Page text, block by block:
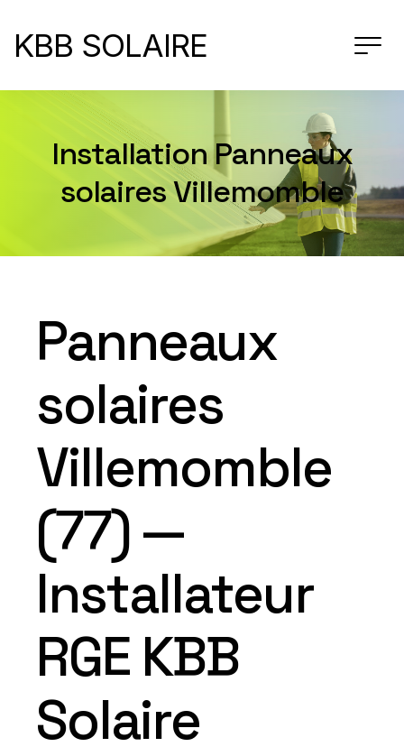
KBB SOLAIRE
Installation Panneaux
solaires Villemomble
Panneaux
solaires
Villemomble
(77) —
Installateur
RGE KBB
Solaire